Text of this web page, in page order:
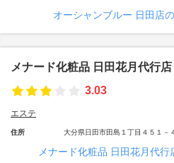
オーシャンブルー 日田店
メナード化粧品 日田花月代行店
3.03
エステ
住所 大分県日田市田島１丁目４５１－
メナード化粧品 日田花月代